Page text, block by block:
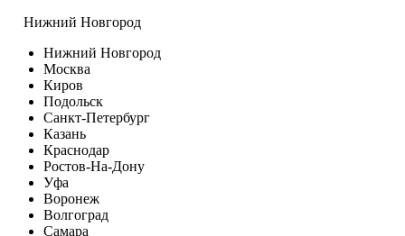
Нижний Новгород
Нижний Новгород
Москва
Киров
Подольск
Санкт-Петербург
Казань
Краснодар
Ростов-На-Дону
Уфа
Воронеж
Волгоград
Самара